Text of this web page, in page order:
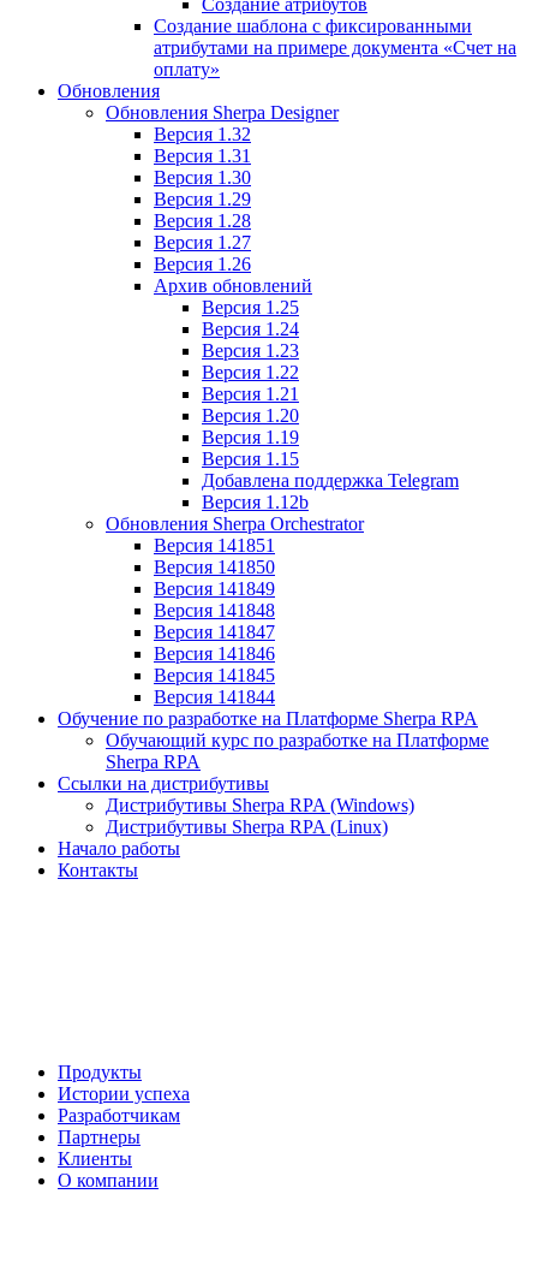
Создание шаблона c фиксированными
атрибутами на примере документа «Счет на
оплату»
Обновления
Обновления Sherpa Designer
Версия 1.32
Версия 1.31
Версия 1.30
Версия 1.29
Версия 1.28
Версия 1.27
Версия 1.26
Архив обновлений
Версия 1.25
Версия 1.24
Версия 1.23
Версия 1.22
Версия 1.21
Версия 1.20
Версия 1.19
Версия 1.15
Добавлена поддержка Telegram
Версия 1.12b
Обновления Sherpa Orchestrator
Версия 141851
Версия 141850
Версия 141849
Версия 141848
Версия 141847
Версия 141846
Версия 141845
Версия 141844
Обучение по разработке на Платформе Sherpa RPA
Обучающий курс по разработке на Платформе
Sherpa RPA
Ссылки на дистрибутивы
Дистрибутивы Sherpa RPA (Windows)
Дистрибутивы Sherpa RPA (Linux)
Начало работы
Контакты
Продукты
Истории успеха
Разработчикам
Партнеры
Клиенты
О компании